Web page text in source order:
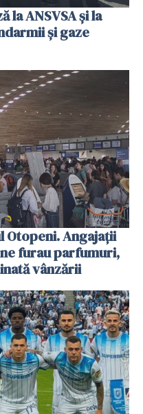
la ANSVSA și la
și gaze
Angajații
furau parfumuri,
vânzării